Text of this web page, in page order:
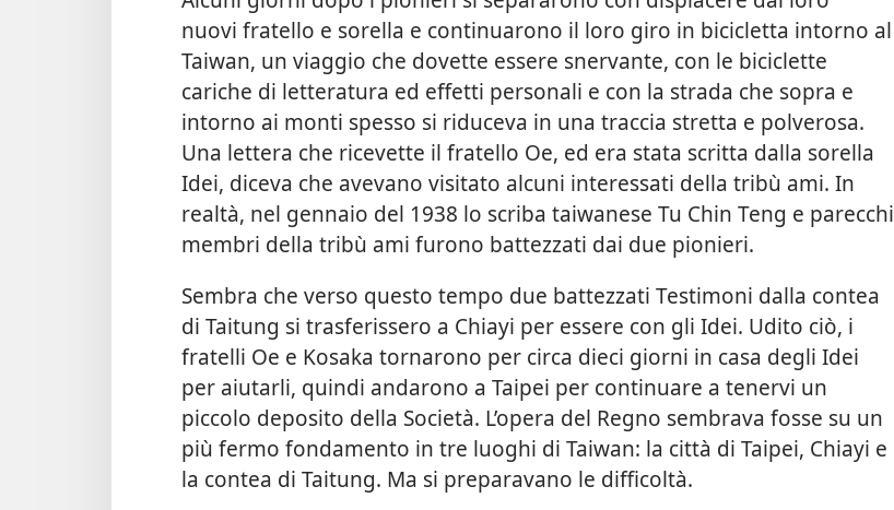
nuovi fratello e sorella e continuarono il loro giro in bicicletta intorno al
Taiwan, un viaggio che dovette essere snervante, con le biciclette
cariche di letteratura ed effetti personali e con la strada che sopra e
intorno ai monti spesso si riduceva in una traccia stretta e polverosa.
Una lettera che ricevette il fratello Oe, ed era stata scritta dalla sorella
Idei, diceva che avevano visitato alcuni interessati della tribù ami. In
realtà, nel gennaio del 1938 lo scriba taiwanese Tu Chin Teng e parecchi
membri della tribù ami furono battezzati dai due pionieri.
Sembra che verso questo tempo due battezzati Testimoni dalla contea
di Taitung si trasferissero a Chiayi per essere con gli Idei. Udito ciò, i
fratelli Oe e Kosaka tornarono per circa dieci giorni in casa degli Idei
per aiutarli, quindi andarono a Taipei per continuare a tenervi un
piccolo deposito della Società. L’opera del Regno sembrava fosse su un
più fermo fondamento in tre luoghi di Taiwan: la città di Taipei, Chiayi e
la contea di Taitung. Ma si preparavano le difficoltà.